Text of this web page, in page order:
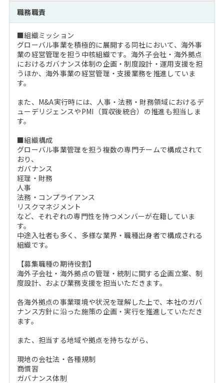
インターン受入企業一覧
MBAを生かす求人特集
年齢と年収の相関図
注目企業インタビュー
Career Talk Live
MBA NETWORKING
ニュースリリース
職務職責
■組織ミッション
グローバル事業を積極的に展開する同社において、海外事
業の経営管理を担う中核組織です。海外子会社・海外拠点
におけるガバナンス体制の企画・制度設計・運用支援を担
うほか、海外事業の経営管理・支援業務を推進していま
す。
また、M&A実行時には、人事・法務・財務領域におけるデ
ューデリジェンスやPMI（買収後統合）の推進も担当しま
す。
■組織構成
グローバル事業管理を担う複数の専門チームで構成されて
おり、
ガバナンス
経理・財務
人事
法務・コンプライアンス
リスクマネジメント
など、それぞれの専門性を持つメンバーが在籍していま
す。
中途入社者も多く、多様な業界・職種出身者で構成される
組織です。
【募集職種の期待役割】
海外子会社・海外拠点の管理・統制に関する企画立案、制
度設計、および業務支援を担当いただきます。
各海外拠点の事業環境や状況を理解した上で、本社のガバ
ナンス方針に沿った施策の企画・実行を推進していただき
ます。
また、担当する地域や拠点を持ちながら、
現地の会社法・各種規制
商慣習
ガバナンス体制